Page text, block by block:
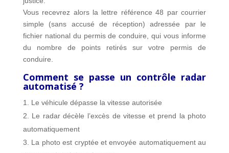
Vous recevrez alors la lettre référence 48 par courrier
simple (sans accusé de réception) adressée par le
fichier national du permis de conduire, qui vous informe
du nombre de points retirés sur votre permis de
conduire.
Comment se passe un contrôle radar
automatisé ?
Le véhicule dépasse la vitesse autorisée
Le radar décèle l’excès de vitesse et prend la photo
automatiquement
La photo est cryptée et envoyée automatiquement au